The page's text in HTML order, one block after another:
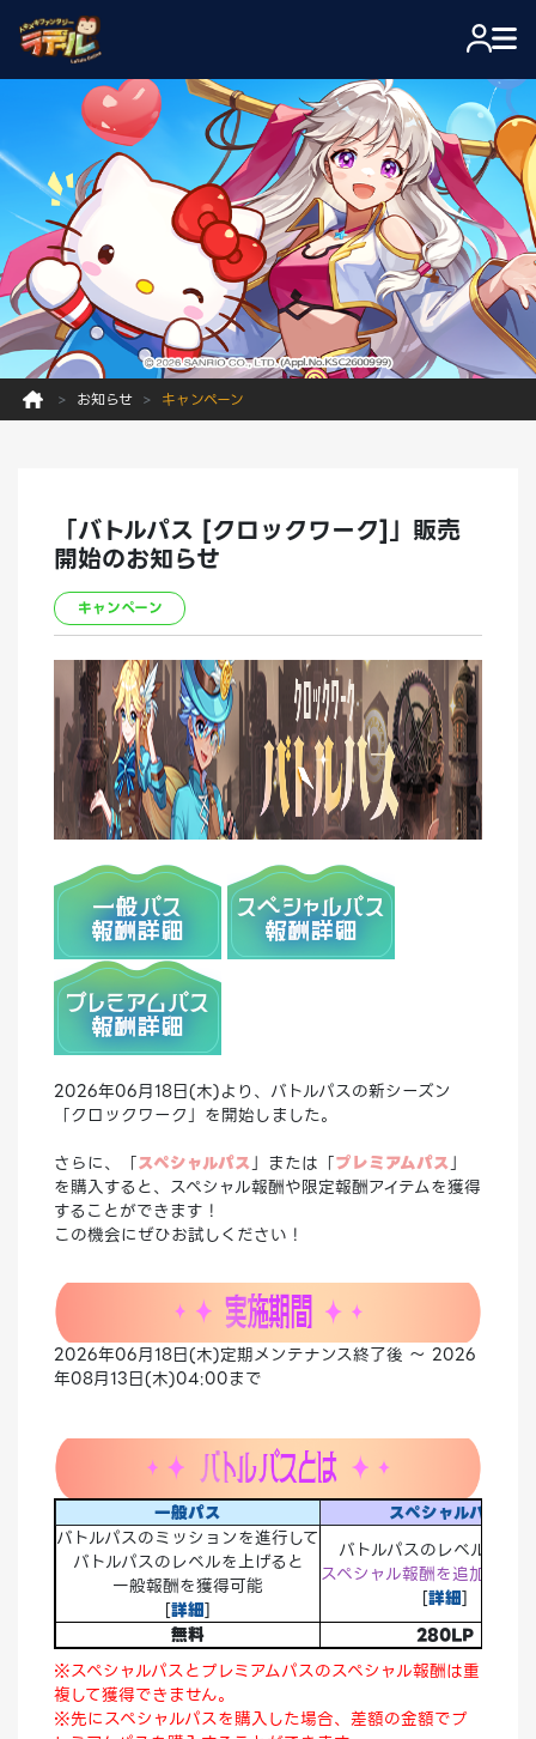
お知らせ キャンペーン
「バトルパス [クロックワーク]」販売
開始のお知らせ
キャンペーン
2026年06月18日(木)より、バトルパスの新シーズン
「クロックワーク」を開始しました。
さらに、​​​​​「スペシャルパス」または「プレミアムパス」
を購入すると、スペシャル報酬や限定報酬アイテムを獲得
することができます！
この機会にぜひお試しください！
2026年06月18日(木)定期メンテナンス終了後 ～ 2026
年08月13日(木)04:00まで
一般パス
スペシャルパス
バトルパスのミッションを進行して
バトルパスのレベルを上げると
一般報酬を獲得可能
[詳細]
バトルパスのレベルに応
スペシャル報酬を追加で獲
[詳細]
無料
280LP
※スペシャルパスとプレミアムパスのスペシャル報酬は重
複して獲得できません。
※先にスペシャルパスを購入した場合、差額の金額でプ